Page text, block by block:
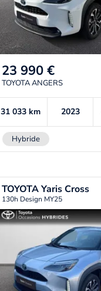
23 990 €
TOYOTA ANGERS
31 033km 2023
Hybride
TOYOTAYaris Cross
130h Design MY25